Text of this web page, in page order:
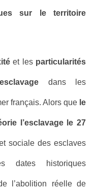
sur le territoire
et lesparticularités
dans les
français. Alors que le
l’esclavage le 27
sociale des esclaves
dates historiques
l’abolition réelle de